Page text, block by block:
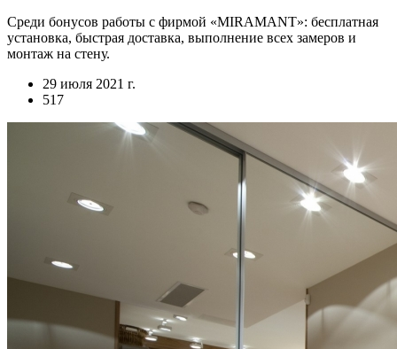
Среди бонусов работы с фирмой «MIRAMANT»: бесплатная
установка, быстрая доставка, выполнение всех замеров и
монтаж на стену.
29 июля 2021 г.
517